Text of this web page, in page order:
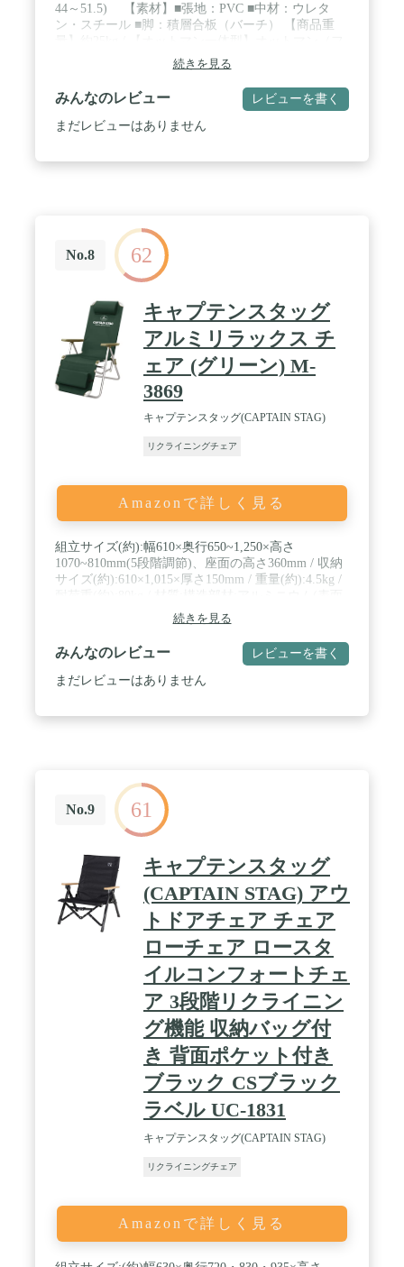
44～51.5) 【素材】■張地：PVC ■中材：ウレタ
ン・スチール ■脚：積層合板（バーチ） 【商品重
ットレスト）一体型で省スペースに対応します。 /
【リクライニング】背もたれは無段階リクライニン
グ搭載。背もたれと脚部が別々にリクライニング
し、固定も可能です。 / 【デザイン】全体に細部ま
でウレタンがたっぷり詰まっていますので、快適な
リジナル商品】CMでもお馴染みのタマホーム(東証
一部上場)のグループ会社であるタマリビングオリ
ジナル商品です。日本工業規格(JIS規格)に基づいた
強度・生地検査を行い、厳しい検査を徹底した上
で、この試験をクリアし、高い品質が証明されまし
た。お客様に、より安全で丈夫な商品をお届け出来
るように品質管理に努めています。
続きを見る
みんなのレビュー レビューを書く
まだレビューはありません
No.8 62
キャプテンスタッグ
アルミリラックス チ
ェア (グリーン) M-
3869
キャプテンスタッグ(CAPTAIN STAG)
リクライニングチェア
Amazonで詳しく見る
組立サイズ(約):幅610×奥行650~1,250×高さ
1070~810mm(5段階調節)、座面の高さ360mm / 収納
サイズ(約):610×1,015×厚さ150mm / 重量(約):4.5kg /
加工:アルマイト)、張り材:ポリエステル、クッショ
ン材:ウレタンフォーム、ひじ掛け部:ポリプロピレ
ン / 原産国:中国
続きを見る
みんなのレビュー レビューを書く
まだレビューはありません
No.9 61
キャプテンスタッグ
(CAPTAIN STAG) アウ
トドアチェア チェア
ローチェア ロースタ
イルコンフォートチェ
ア 3段階リクライニン
グ機能 収納バッグ付
き 背面ポケット付き
ブラック CSブラック
ラベル UC-1831
キャプテンスタッグ(CAPTAIN STAG)
リクライニングチェア
Amazonで詳しく見る